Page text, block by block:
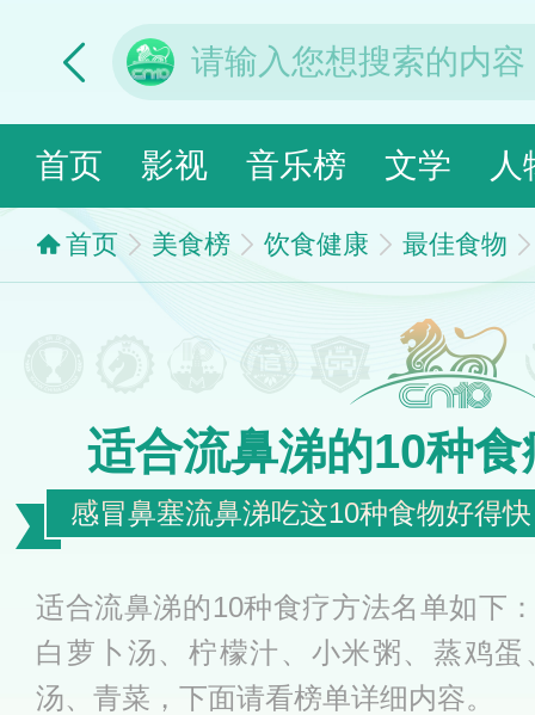
首页 影视 音乐榜 文学 人
首页 美食榜 饮食健康 最佳食物
适合流鼻涕的10种
感冒鼻塞流鼻涕吃这10种食物好得
适合流鼻涕的10种食疗方法名单如下
白萝卜汤、柠檬汁、小米粥、蒸鸡
汤、青菜，下面请看榜单详细内容。